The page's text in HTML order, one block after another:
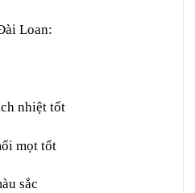
Loan:
nhiệt tốt
mọt tốt
sắc